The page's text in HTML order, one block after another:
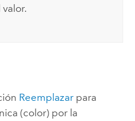
Reemplazarpara
(color) por la